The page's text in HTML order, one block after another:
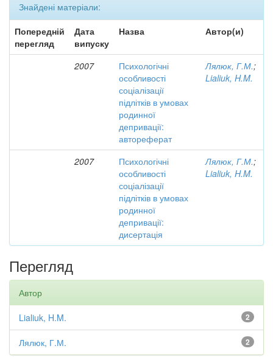
Знайдені матеріали:
Попередній
перегляд
Дата
випуску
Назва Автор(и)
2007
Психологічні
особливості
соціалізації
підлітків в умовах
родинної
депривації:
автореферат
Лялюк, Г.М.;
Lialiuk, H.M.
2007
Психологічні
особливості
соціалізації
підлітків в умовах
родинної
депривації:
дисертація
Лялюк, Г.М.;
Lialiuk, H.M.
Перегляд
Автор
2
Lialiuk, H.M.
2
Лялюк, Г.М.